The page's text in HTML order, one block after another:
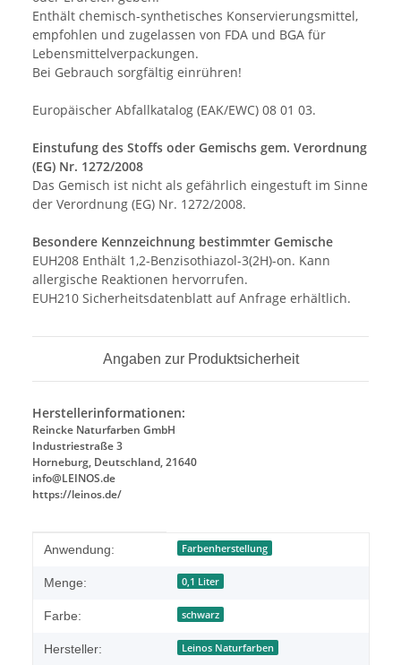
Enthält chemisch-synthetisches Konservierungsmittel,
empfohlen und zugelassen von FDA und BGA für
Lebensmittelverpackungen.
Bei Gebrauch sorgfältig einrühren!
Europäischer Abfallkatalog (EAK/EWC) 08 01 03.
Einstufung des Stoffs oder Gemischs gem. Verordnung
(EG) Nr. 1272/2008
Das Gemisch ist nicht als gefährlich eingestuft im Sinne
der Verordnung (EG) Nr. 1272/2008.
Besondere Kennzeichnung bestimmter Gemische
EUH208 Enthält 1,2-Benzisothiazol-3(2H)-on. Kann
allergische Reaktionen hervorrufen.
EUH210 Sicherheitsdatenblatt auf Anfrage erhältlich.
Angaben zur Produktsicherheit
Herstellerinformationen:
Reincke Naturfarben GmbH
Industriestraße 3
Horneburg, Deutschland, 21640
info@LEINOS.de
https://leinos.de/
Produkteigenschaft
Wert
Anwendung: Farbenherstellung
Menge: 0,1 Liter
Farbe: schwarz
Hersteller: Leinos Naturfarben